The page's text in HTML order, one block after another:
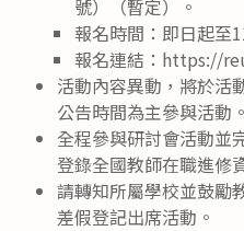
號）（暫定）。
報名時間：即日起至
報名連結：https://
活動內容異動，將於活
公告時間為主參與活動。
全程參與研討會活動並
登錄全國教師在職進修
請轉知所屬學校並鼓勵
差假登記出席活動。